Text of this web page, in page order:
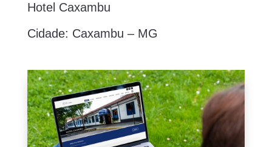
Hotel Caxambu
Cidade: Caxambu – MG